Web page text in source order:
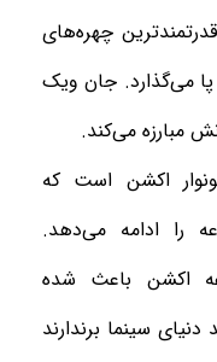
چهره‌های
پا می‌گذارد. جان ویک
مبارزه می‌کند.
نئونوار اکشن است که
را ادامه می‌دهد.
اکشن باعث شده
سینما برندارند